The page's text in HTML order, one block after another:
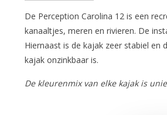
De Perception Carolina 12 is een
kanaaltjes, meren en rivieren. De
Hiernaast is de kajak zeer stabiel
kajak onzinkbaar is.
De kleurenmix van elke kajak is